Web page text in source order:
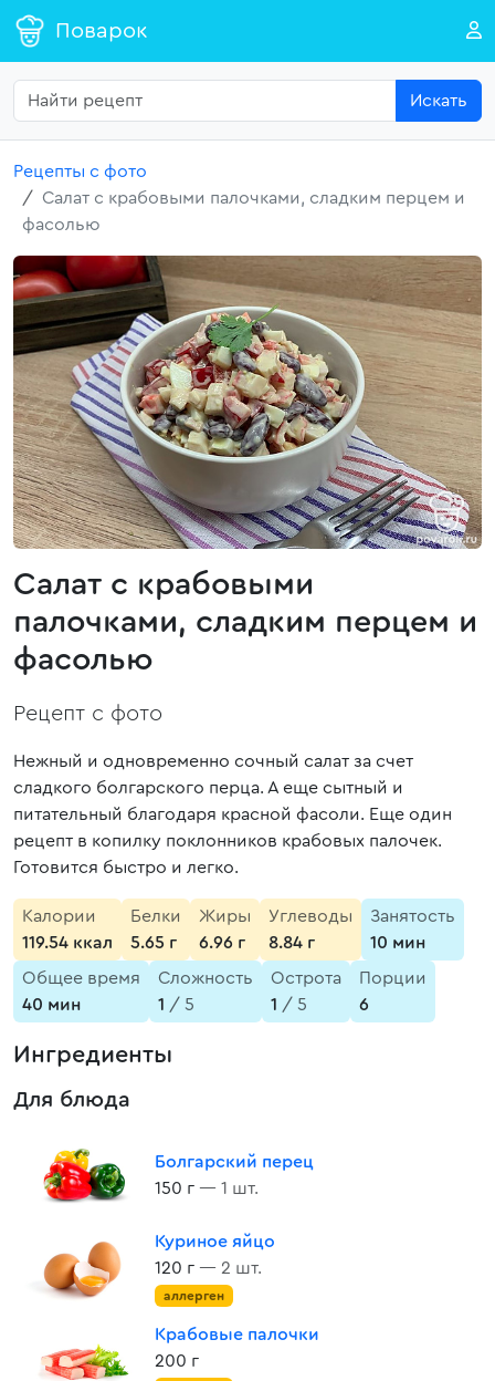
Поварок
Искать
Рецепты с фото
Салат с крабовыми палочками, сладким перцем и
фасолью
Салат с крабовыми
палочками, сладким перцем и
фасолью
Рецепт с фото
Нежный и одновременно сочный салат за счет
сладкого болгарского перца. А еще сытный и
питательный благодаря красной фасоли. Еще один
рецепт в копилку поклонников крабовых палочек.
Готовится быстро и легко.
Калории
119.54 ккал
Белки
5.65 г
Жиры
6.96 г
Углеводы
8.84 г
Занятость
10 мин
Общее время
40 мин
Сложность
1 / 5
Острота
1 / 5
Порции
6
Ингредиенты
Для блюда
Болгарский перец
150 г — 1 шт.
Куриное яйцо
120 г — 2 шт.
аллерген
Крабовые палочки
200 г